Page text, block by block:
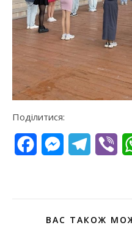
Поділитися:
FacebookMessenger
ВАС ТАКОЖ